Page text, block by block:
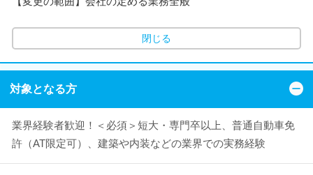
閉じる
対象となる方
業界経験者歓迎！＜必須＞短大・専門卒以上、普通自動車免
許（AT限定可）、建築や内装などの業界での実務経験